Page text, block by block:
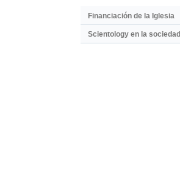
Financiación de la Iglesia
Scientology en la sociedad